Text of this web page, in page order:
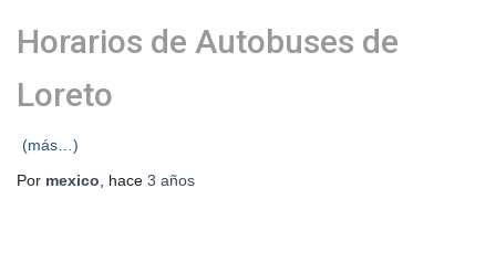
Horarios de Autobuses de
Loreto
(más…)
Por mexico , hace 3 años